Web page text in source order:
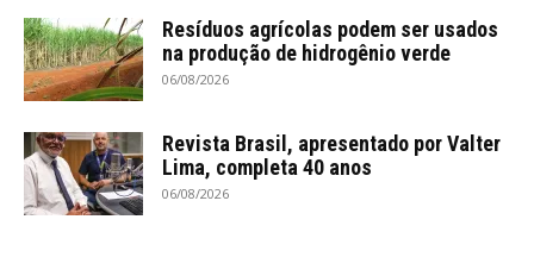
Resíduos agrícolas podem ser usados
na produção de hidrogênio verde
06/08/2026
Revista Brasil, apresentado por Valter
Lima, completa 40 anos
06/08/2026